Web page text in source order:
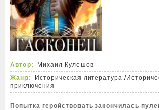
Автор:
Михаил Кулешов
Жанр:
Историческая литература /
приключения
Попытка геройствовать закончилась